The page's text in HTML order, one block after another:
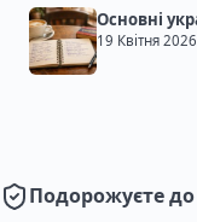
Основні
19 Квітня 2026
Подорожуєте